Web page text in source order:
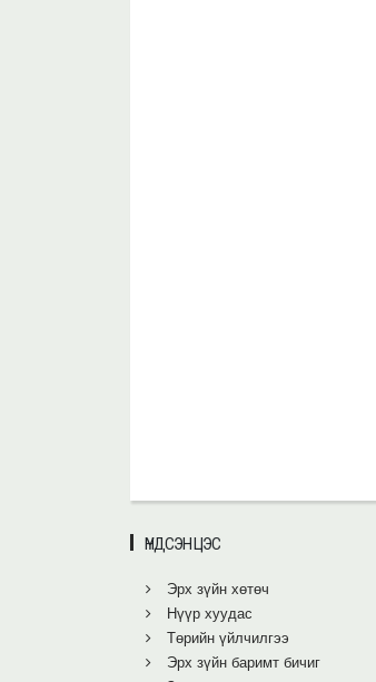
ҮНДСЭН ЦЭС
Эрх зүйн хөтөч
Нүүр хуудас
Төрийн үйлчилгээ
Эрх зүйн баримт бичиг